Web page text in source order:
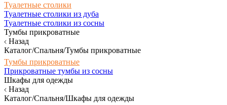
Туалетные столики
Туалетные столики из дуба
Туалетные столики из сосны
Тумбы прикроватные
Назад
Каталог/Спальня/Тумбы прикроватные
Тумбы прикроватные
Прикроватные тумбы из сосны
Шкафы для одежды
Назад
Каталог/Спальня/Шкафы для одежды